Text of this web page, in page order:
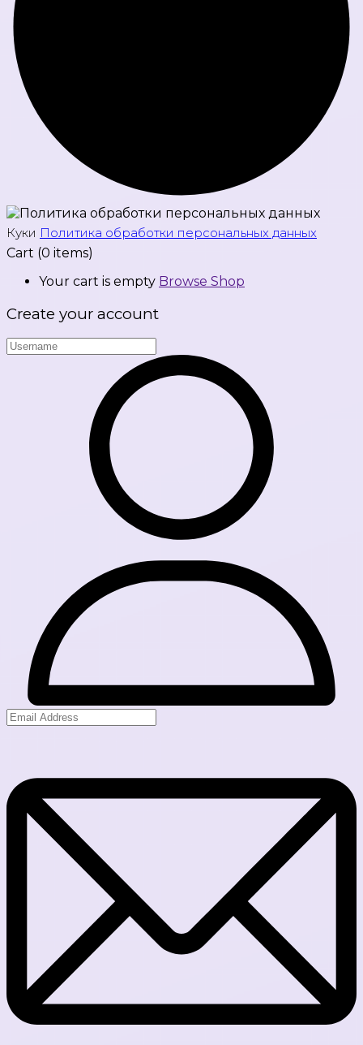
Куки Политика обработки персональных данных
Cart (0 items)
Your cart is empty Browse Shop
Create your account